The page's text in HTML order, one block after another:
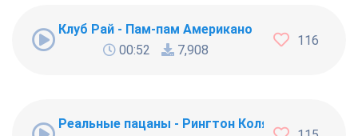
Клуб Рай - Пам-пам Американо
00:52
7,908
116
Реальные пацаны - Рингтон Коляна